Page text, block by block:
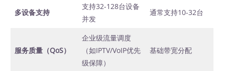
多设备支持
支持32-128台设备
并发
通常支持10-32台
服务质量（QoS）
企业级流量调度
（如IPTV/VoIP优先
级保障）
基础带宽分配